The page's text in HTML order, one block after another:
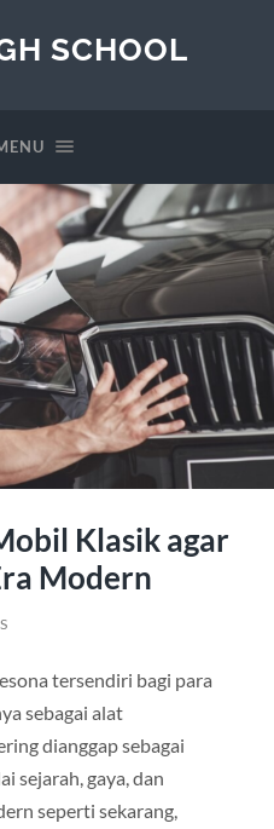
SCHOOL
Klasik agar
Modern
tersendiri bagi para
sebagai alat
dianggap sebagai
sejarah, gaya, dan
seperti sekarang,